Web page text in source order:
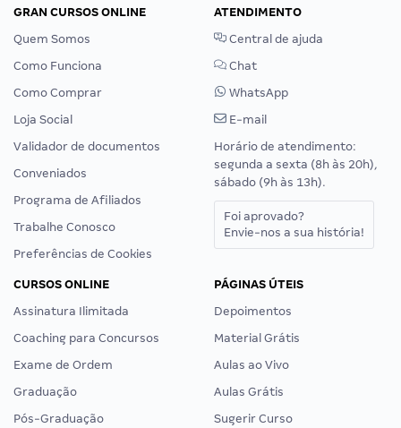
GRAN CURSOS ONLINE
Quem Somos
Como Funciona
Como Comprar
Loja Social
Validador de documentos
Conveniados
Programa de Afiliados
Trabalhe Conosco
Preferências de Cookies
ATENDIMENTO
Central de ajuda
Chat
WhatsApp
E-mail
Horário de atendimento:
segunda a sexta (8h às 20h),
sábado (9h às 13h).
Foi aprovado?
Envie-nos a sua história!
CURSOS ONLINE
Assinatura Ilimitada
Coaching para Concursos
Exame de Ordem
Graduação
Pós-Graduação
PÁGINAS ÚTEIS
Depoimentos
Material Grátis
Aulas ao Vivo
Aulas Grátis
Sugerir Curso